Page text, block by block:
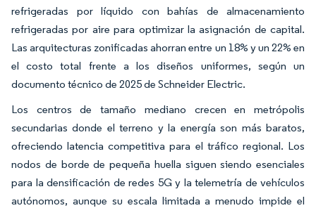
refrigeradas por líquido con bahías de almacenamiento
refrigeradas por aire para optimizar la asignación de capital.
Las arquitecturas zonificadas ahorran entre un 18% y un 22% en
el costo total frente a los diseños uniformes, según un
documento técnico de 2025 de Schneider Electric.
Los centros de tamaño mediano crecen en metrópolis
secundarias donde el terreno y la energía son más baratos,
ofreciendo latencia competitiva para el tráfico regional. Los
nodos de borde de pequeña huella siguen siendo esenciales
para la densificación de redes 5G y la telemetría de vehículos
autónomos, aunque su escala limitada a menudo impide el